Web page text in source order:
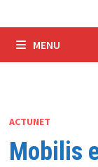
MENU
ACTUNET
Mobilis